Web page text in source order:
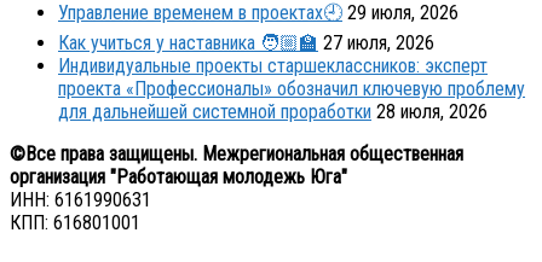
Управление временем в проектах🕘 29 июля, 2026
Как учиться у наставника 🧑🏼‍🏫 27 июля, 2026
Индивидуальные проекты старшеклассников: эксперт
проекта «Профессионалы» обозначил ключевую проблему
для дальнейшей системной проработки 28 июля, 2026
©Все права защищены. Межрегиональная общественная
организация "Работающая молодежь Юга"
ИНН: 6161990631
КПП: 616801001